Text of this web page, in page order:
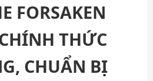
FORSAKEN
THỨC
CHUẨN BỊ